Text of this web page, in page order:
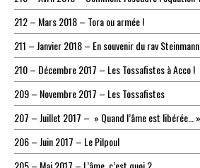
212 – Mars 2018 – Tora ou armée !
211 – Janvier 2018 – En souvenir du rav
210 – Décembre 2017 – Les Tossafistes à Acco !
209 – Novembre 2017 – Les Tossafistes
207 – Juillet 2017 – » Quand l’âme est libérée… »
206 – Juin 2017 – Le Pilpoul